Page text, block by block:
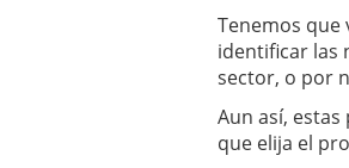
Tenemos que
identificar las
sector, o por
Aun así,
que elija el